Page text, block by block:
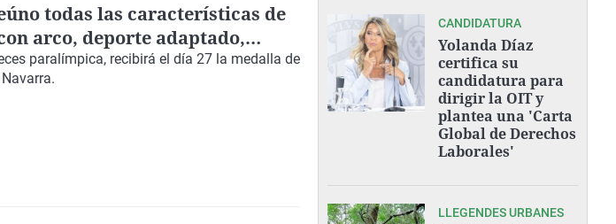
todas las características de
arco, deporte adaptado,
paralímpica, recibirá el día 27 la medalla de
CANDIDATURA
Yolanda Díaz
certifica su
candidatura para
dirigir la OIT y
plantea una 'Carta
Global de Derechos
Laborales'
LLEGENDES URBANES